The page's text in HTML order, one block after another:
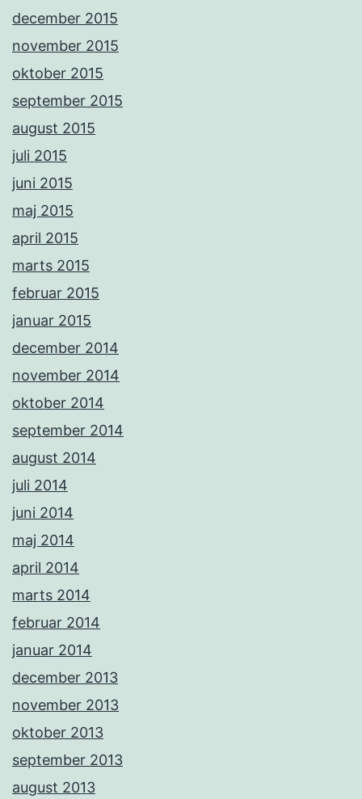
december 2015
november 2015
oktober 2015
september 2015
august 2015
juli 2015
juni 2015
maj 2015
april 2015
marts 2015
februar 2015
januar 2015
december 2014
november 2014
oktober 2014
september 2014
august 2014
juli 2014
juni 2014
maj 2014
april 2014
marts 2014
februar 2014
januar 2014
december 2013
november 2013
oktober 2013
september 2013
august 2013